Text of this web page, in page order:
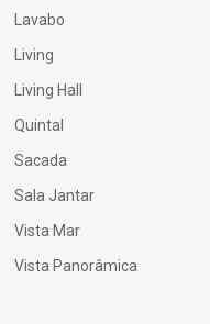
Lavabo
Living
Living Hall
Quintal
Sacada
Sala Jantar
Vista Mar
Vista Panorâmica